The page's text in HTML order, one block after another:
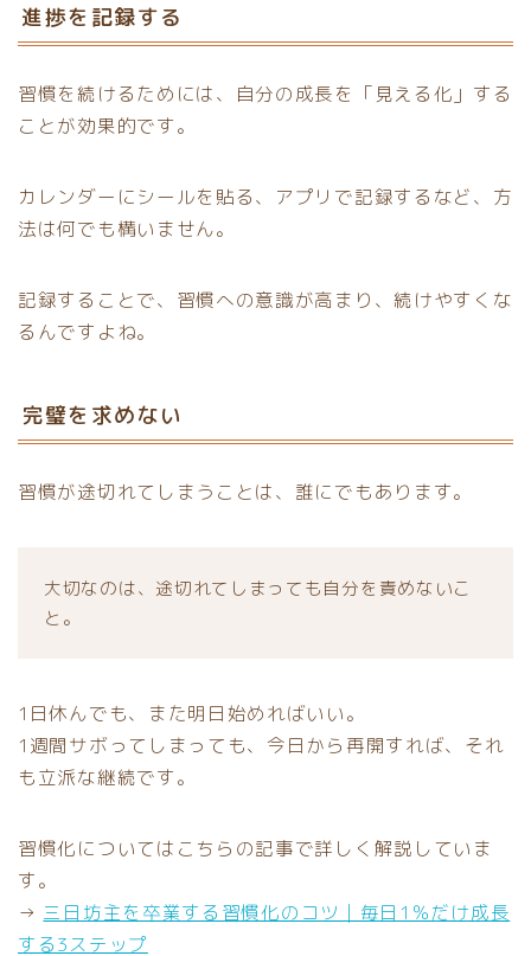
進捗を記録する
習慣を続けるためには、自分の成長を「見える化」する
ことが効果的です。
カレンダーにシールを貼る、アプリで記録するなど、方
法は何でも構いません。
記録することで、習慣への意識が高まり、続けやすくな
るんですよね。
完璧を求めない
習慣が途切れてしまうことは、誰にでもあります。
大切なのは、途切れてしまっても自分を責めないこ
と。
1日休んでも、また明日始めればいい。
1週間サボってしまっても、今日から再開すれば、それ
も立派な継続です。
習慣化についてはこちらの記事で詳しく解説していま
す。
→ 三日坊主を卒業する習慣化のコツ｜毎日1％だけ成長
する3ステップ